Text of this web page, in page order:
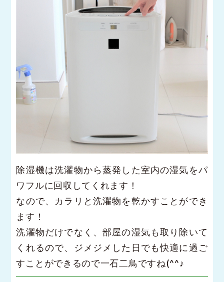
除湿機は洗濯物から蒸発した室内の湿気をパ
ワフルに回収してくれます！
なので、カラリと洗濯物を乾かすことができ
ます！
洗濯物だけでなく、部屋の湿気も取り除いて
くれるので、ジメジメした日でも快適に過ご
すことができるので一石二鳥ですね(^^♪